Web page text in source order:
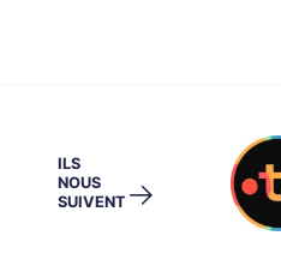
ILS
NOUS
SUIVENT →